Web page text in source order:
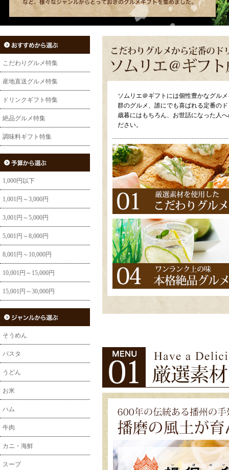
こだわりグルメ特集
産地直送グルメ特集
ドリンクギフト特集
絶品グルメ特集
調味料ギフト特集
1,000円以下
1,001円～3,000円
3,001円～5,000円
5,001円～8,000円
8,001円～10,000円
10,001円～15,000円
15,001円～30,000円
そうめん
パスタ
うどん
お米
ハム
牛肉
カニ・海鮮
スープ
ソムリエ＠ギフトには個性豊かなグル
群のグルメ、誰にでも喜ばれる定番の
歳暮にはもちろん、お世話になった人
ださい。